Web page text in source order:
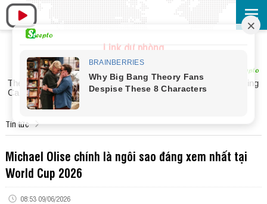
Link dự phòng
Tin tức
Michael Olise chính là ngôi sao đáng xem nhất tại
World Cup 2026
08:53 09/06/2026